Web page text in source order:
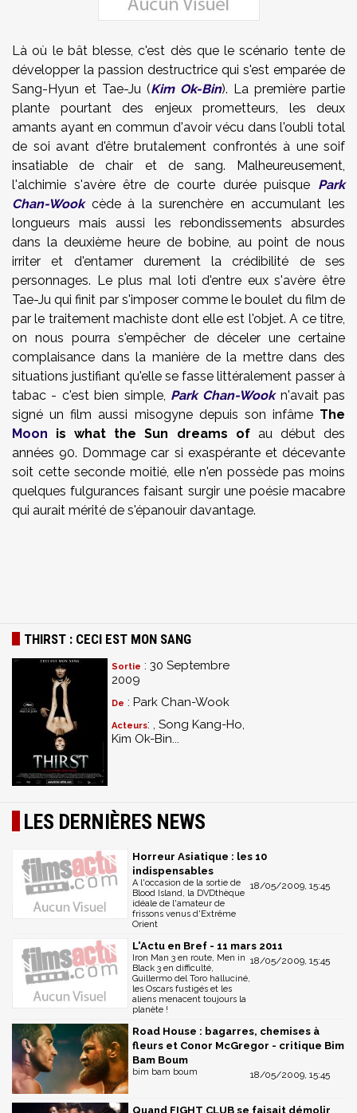
Là où le bât blesse, c'est dès que le scénario tente de
développer la passion destructrice qui s'est emparée de
Sang-Hyun et Tae-Ju (Kim Ok-Bin). La première partie
plante pourtant des enjeux prometteurs, les deux
amants ayant en commun d'avoir vécu dans l'oubli total
de soi avant d'être brutalement confrontés à une soif
insatiable de chair et de sang. Malheureusement,
l'alchimie s'avère être de courte durée puisque Park
Chan-Wookcède à la surenchère en accumulant les
longueurs mais aussi les rebondissements absurdes
dans la deuxième heure de bobine, au point de nous
irriter et d'entamer durement la crédibilité de ses
personnages. Le plus mal loti d'entre eux s'avère être
Tae-Ju qui finit par s'imposer comme le boulet du film de
par le traitement machiste dont elle est l'objet. A ce titre,
on nous pourra s'empêcher de déceler une certaine
complaisance dans la manière de la mettre dans des
situations justifiant qu'elle se fasse littéralement passer à
tabac - c'est bien simple, Park Chan-Wookn'avait pas
signé un film aussi misogyne depuis son infâme The
Moon is what the Sun dreams ofau début des
années 90. Dommage car si exaspérante et décevante
soit cette seconde moitié, elle n'en possède pas moins
quelques fulgurances faisant surgir une poésie macabre
qui aurait mérité de s'épanouir davantage.
THIRST : CECI EST MON SANG
Sortie : 30 Septembre
2009
De : Park Chan-Wook
Acteurs: , Song Kang-Ho,
Kim Ok-Bin...
LES DERNIÈRES NEWS
Horreur Asiatique : les 10
indispensables
18/05/2009, 15:45
A l'occasion de la sortie de
Blood Island, la DVDthèque
idéale de l'amateur de
frissons venus d'Extrême
Orient
L'Actu en Bref - 11 mars 2011
18/05/2009, 15:45
Iron Man 3 en route, Men in
Black 3 en difficulté,
Guillermo del Toro halluciné,
les Oscars fustigés et les
aliens menacent toujours la
planète !
Road House : bagarres, chemises à
fleurs et Conor McGregor - critique Bim
Bam Boum
18/05/2009, 15:45
bim bam boum
Quand FIGHT CLUB se faisait démolir